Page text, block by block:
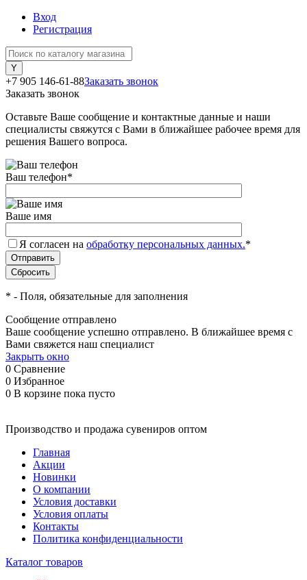
Вход
Регистрация
+7 905 146-61-88Заказать звонок
Заказать звонок
Оставьте Ваше сообщение и контактные данные и наши
специалисты свяжутся с Вами в ближайшее рабочее время для
решения Вашего вопроса.
Ваш телефон*
Ваше имя
Я согласен на обработку персональных данных.*
* - Поля, обязательные для заполнения
Сообщение отправлено
Ваше сообщение успешно отправлено. В ближайшее время с
Вами свяжется наш специалист
Закрыть окно
0 Сравнение
0 Избранное
0 В корзине пока пусто
Производство и продажа сувениров оптом
Главная
Акции
Новинки
О компании
Условия доставки
Условия оплаты
Контакты
Политика конфиденциальности
Каталог товаров